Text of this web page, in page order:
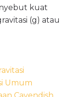
kuat
(g) atau
Umum
Cavendish